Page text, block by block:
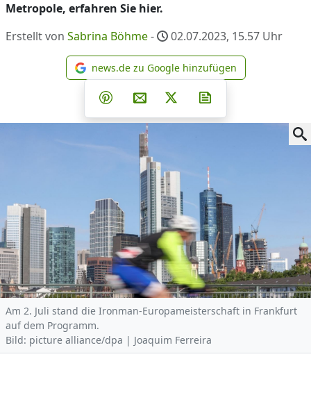
Metropole, erfahren Sie hier.
Erstellt von Sabrina Böhme- 02.07.2023, 15.57 Uhr
news.de zu Google
news.de zu Google hinzufügen
Teilen auf Facebook
Teilen auf Whatsapp
Teilen auf Telegram
Teilen auf Pinterest
Per E-Mail teilen
Post auf X
Am 2. Juli stand die Ironman-Europameisterschaft in Frankfurt
auf dem Programm.
Bild: picture alliance/dpa | Joaquim Ferreira